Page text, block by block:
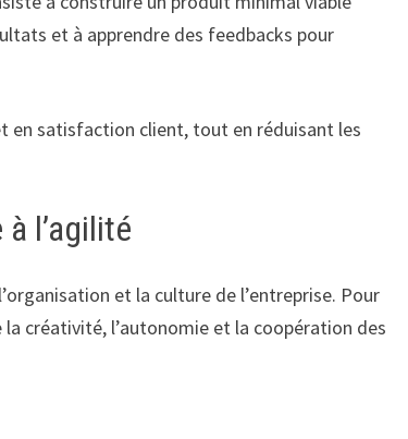
et à apprendre des feedbacks pour
en satisfaction client, tout en réduisant les
l’agilité
et la culture de l’entreprise. Pour
créativité, l’autonomie et la coopération des